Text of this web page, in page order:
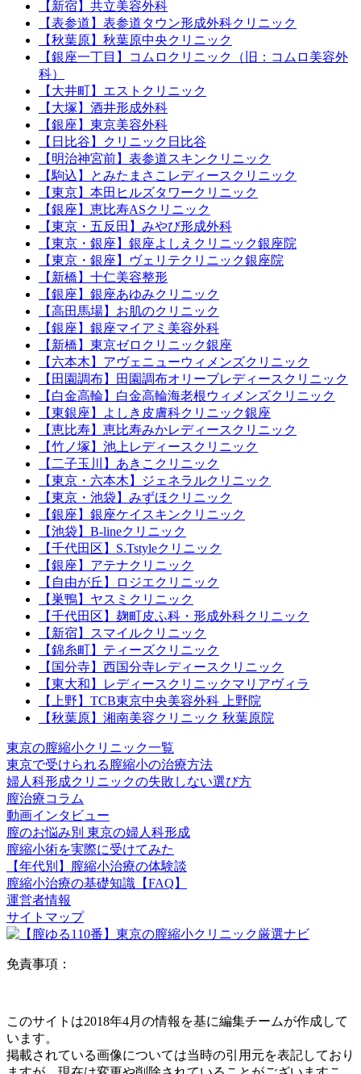
【新宿】共立美容外科
【表参道】表参道タウン形成外科クリニック
【秋葉原】秋葉原中央クリニック
【銀座一丁目】コムロクリニック（旧：コムロ美容外
科）
【大井町】エストクリニック
【大塚】酒井形成外科
【銀座】東京美容外科
【日比谷】クリニック日比谷
【明治神宮前】表参道スキンクリニック
【駒込】とみたまさこレディースクリニック
【東京】本田ヒルズタワークリニック
【銀座】恵比寿ASクリニック
【東京・五反田】みやび形成外科
【東京・銀座】銀座よしえクリニック銀座院
【東京・銀座】ヴェリテクリニック銀座院
【新橋】十仁美容整形
【銀座】銀座あゆみクリニック
【高田馬場】お肌のクリニック
【銀座】銀座マイアミ美容外科
【新橋】東京ゼロクリニック銀座
【六本木】アヴェニューウィメンズクリニック
【田園調布】田園調布オリーブレディースクリニック
【白金高輪】白金高輪海老根ウィメンズクリニック
【東銀座】よしき皮膚科クリニック銀座
【恵比寿】恵比寿みかレディースクリニック
【竹ノ塚】池上レディースクリニック
【二子玉川】あきこクリニック
【東京・六本木】ジェネラルクリニック
【東京・池袋】みずほクリニック
【銀座】銀座ケイスキンクリニック
【池袋】B-lineクリニック
【千代田区】S.Tstyleクリニック
【銀座】アテナクリニック
【自由が丘】ロジエクリニック
【巣鴨】ヤスミクリニック
【千代田区】麹町皮ふ科・形成外科クリニック
【新宿】スマイルクリニック
【錦糸町】ティーズクリニック
【国分寺】西国分寺レディースクリニック
【東大和】レディースクリニックマリアヴィラ
【上野】TCB東京中央美容外科 上野院
【秋葉原】湘南美容クリニック 秋葉原院
東京の膣縮小クリニック一覧
東京で受けられる膣縮小の治療方法
婦人科形成クリニックの失敗しない選び方
膣治療コラム
動画インタビュー
膣のお悩み別 東京の婦人科形成
膣縮小術を実際に受けてみた
【年代別】膣縮小治療の体験談
膣縮小治療の基礎知識【FAQ】
運営者情報
サイトマップ
免責事項：
このサイトは2018年4月の情報を基に編集チームが作成して
います。
掲載されている画像については当時の引用元を表記しており